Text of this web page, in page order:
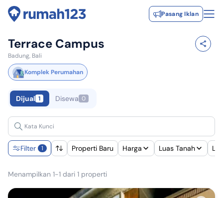
Pasang Iklan
Terrace Campus
Badung, Bali
Komplek Perumahan
Dijual 1 Disewa 0
Filter 1 Properti Baru Harga Luas Tanah
Menampilkan 1-1 dari 1 properti